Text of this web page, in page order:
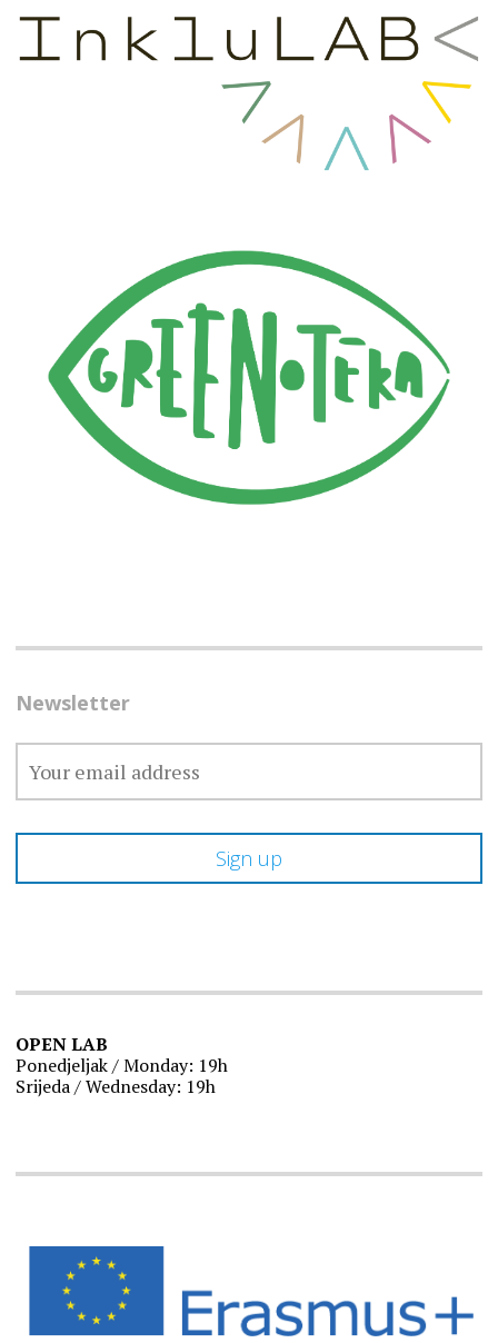
Newsletter
OPEN LAB
Ponedjeljak / Monday: 19h
Srijeda / Wednesday: 19h